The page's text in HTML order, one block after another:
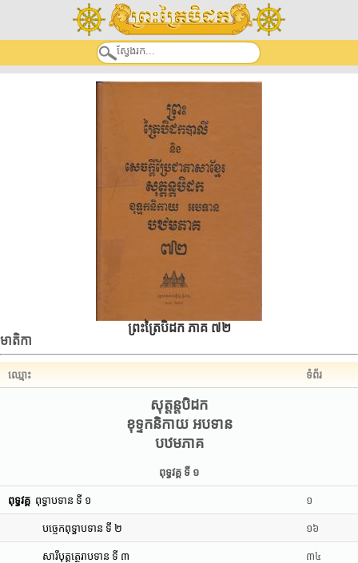
ព្រះត្រៃបិដក ភាគ ៧២
មាតិកា
ឈ្មោះ ទំព័រ
សុត្តន្តបិដក
ខុទ្ទកនិកាយ អបទាន
បឋមភាគ
ពុទ្ធវគ្គ ទី ១
ពុទ្ធវគ្គ ពុទ្ធាបទាន ទី ១ ១
បច្ចេកពុទ្ធាបទាន ទី ២ ១៦
សារីបុត្តត្ថេរាបទាន ទី ៣ ៣៤